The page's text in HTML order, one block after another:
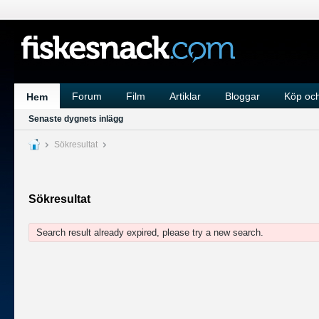
Hem Forum Film Artiklar Bloggar Köp
Senaste dygnets inlägg
Sökresultat
Sökresultat
Search result already expired, please try a new search.